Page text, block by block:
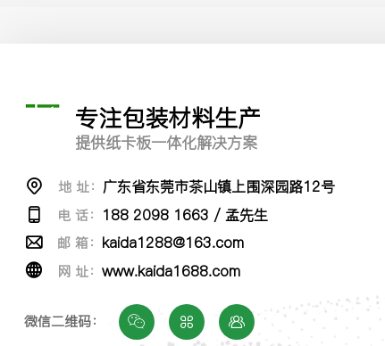
专注包装材料生产
提供纸卡板一体化解决方案
地 址： 广东省东莞市茶山镇上围深园路12号
电 话： 188 2098 1663 / 孟先生
邮 箱： kaida1288@163.com
网 址： www.kaida1688.com
微信二维码：